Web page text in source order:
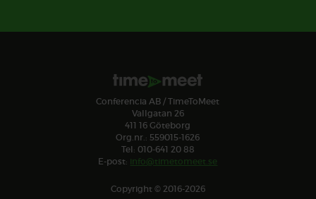
Conferencia AB / TimeToMeet
Vallgatan 26
411 16 Göteborg
Org.nr.: 559015-1626
Tel: 010-641 20 88
E-post: info@timetomeet.se
Copyright © 2016-2026